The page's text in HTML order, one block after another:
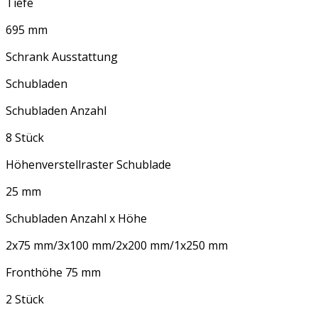
695 mm
Schrank Ausstattung
Schubladen
Schubladen Anzahl
8 Stück
Höhenverstellraster Schublade
25 mm
Schubladen Anzahl x Höhe
2x75 mm/3x100 mm/2x200 mm/1x250 mm
Fronthöhe 75 mm
2 Stück